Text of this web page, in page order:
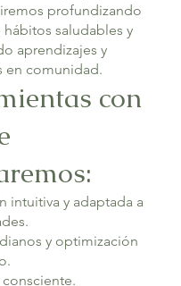
profundizando
hábitos saludables y
aprendizajes y
en comunidad.
con
intuitiva y adaptada a
y optimización